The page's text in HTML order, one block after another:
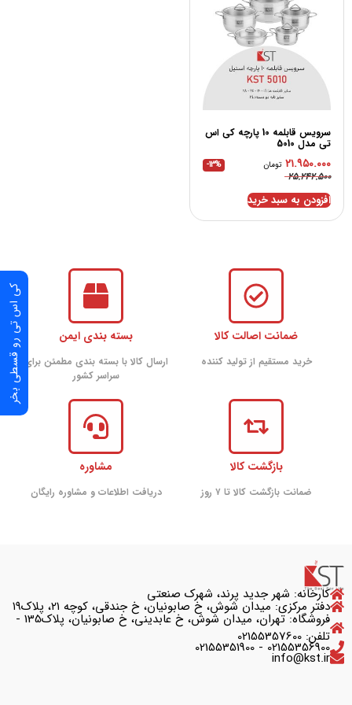
سرویس قابلمه 10 پارچه کی اس
تی مدل 5010
۲۵.۲۴۲.۵۰۰
۲۱.۹۵۰.۰۰۰ تومان -13%
افزودن به سبد خرید
کی اس تی رو قسطی بخر ضمانت اصالت کالا
خرید مستقیم از تولید کننده
بسته بندی ایمن
ارسال کالا با بسته بندی مطمئن برای
سراسر کشور
بازگشت کالا
ضمانت بازگشت کالا تا ۷ روز
مشاوره
دریافت اطلاعات و مشاوره رایگان
کارخانه: شهر جدید پرند، شهرک صنعتی
دفتر مرکزی: میدان شوش، خ صابونیان، خ جندقی، کوچه ۲۱، پلاک۱۹
فروشگاه: تهران، میدان شوش، خ عابدینی، خ صابونیان، پلاک135 -
تلفن: 02155357600
02155356900 - 02155351900
info@kst.ir